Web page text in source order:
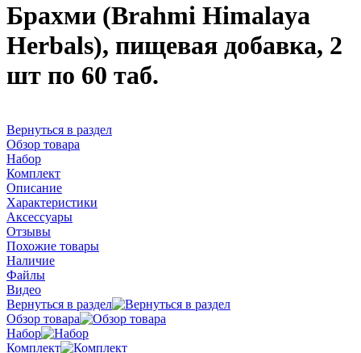
Брахми (Brahmi Himalaya
Herbals), пищевая добавка, 2
шт по 60 таб.
Вернуться в раздел
Обзор товара
Набор
Комплект
Описание
Характеристики
Аксессуары
Отзывы
Похожие товары
Наличие
Файлы
Видео
Вернуться в раздел
Обзор товара
Набор
Комплект